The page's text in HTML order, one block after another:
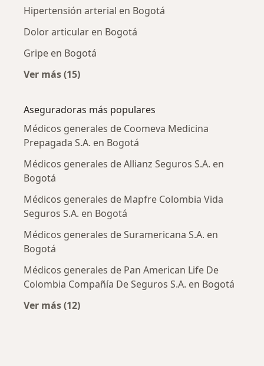
Hipertensión arterial en Bogotá
Dolor articular en Bogotá
Gripe en Bogotá
Ver más (15)
Aseguradoras más populares
Médicos generales de Coomeva Medicina
Prepagada S.A. en Bogotá
Médicos generales de Allianz Seguros S.A. en
Bogotá
Médicos generales de Mapfre Colombia Vida
Seguros S.A. en Bogotá
Médicos generales de Suramericana S.A. en
Bogotá
Médicos generales de Pan American Life De
Colombia Compañía De Seguros S.A. en Bogotá
Ver más (12)